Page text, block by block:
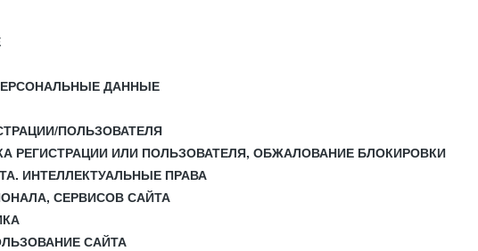
ДАННЫЕ
ПОЛЬЗОВАТЕЛЯ
РЕГИСТРАЦИИ ИЛИ ПОЛЬЗОВАТЕЛЯ, ОБЖАЛОВАНИЕ БЛОКИРОВКИ
ИНТЕЛЛЕКТУАЛЬНЫЕ ПРАВА
СЕРВИСОВ САЙТА
САЙТА